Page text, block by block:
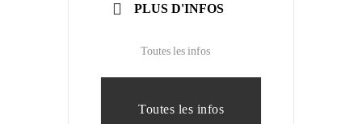
PLUS D'INFOS
Toutes les infos
Toutes les infos